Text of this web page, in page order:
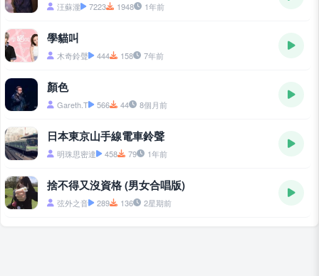
汪蘇瀧 7223 1948 1年前
學貓叫
木奇鈴聲 444 158 7年前
顏色
Gareth.T 566 44 8個月前
日本東京山手線電車鈴聲
明珠思密達 458 79 1年前
捨不得又沒資格 (男女合唱版)
弦外之音 289 136 2星期前